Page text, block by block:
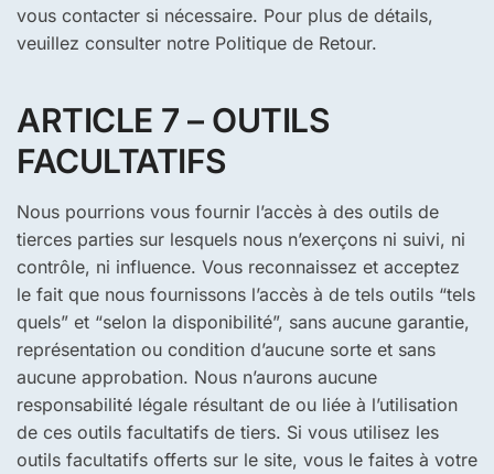
vous contacter si nécessaire. Pour plus de détails,
veuillez consulter notre Politique de Retour.
ARTICLE 7 – OUTILS
FACULTATIFS
Nous pourrions vous fournir l’accès à des outils de
tierces parties sur lesquels nous n’exerçons ni suivi, ni
contrôle, ni influence. Vous reconnaissez et acceptez
le fait que nous fournissons l’accès à de tels outils “tels
quels” et “selon la disponibilité”, sans aucune garantie,
représentation ou condition d’aucune sorte et sans
aucune approbation. Nous n’aurons aucune
responsabilité légale résultant de ou liée à l’utilisation
de ces outils facultatifs de tiers. Si vous utilisez les
outils facultatifs offerts sur le site, vous le faites à votre